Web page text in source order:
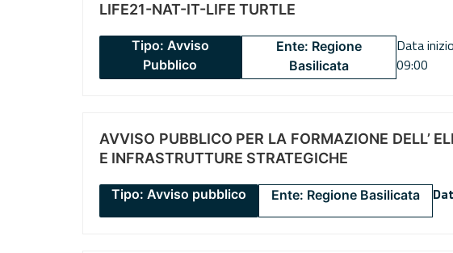
LIFE21-NAT-IT-LIFE TURTLE
Tipo: Avviso
Pubblico
Ente: Regione
Basilicata
Data
09:00
AVVISO PUBBLICO PER LA FORMAZIONE DELL’
E INFRASTRUTTURE STRATEGICHE
Tipo: Avviso pubblico Ente: Regione Basilicata